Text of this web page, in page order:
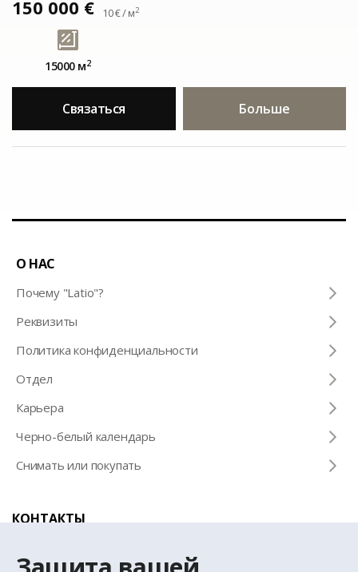
150 000 € 10 € / м2
15000 м2
Связаться Больше
О НАС
Почему "Latio"?
Pеквизиты
Политика конфиденциальности
Отдел
Карьера
Черно-белый календарь
Снимать или покупать
КОНТАКТЫ